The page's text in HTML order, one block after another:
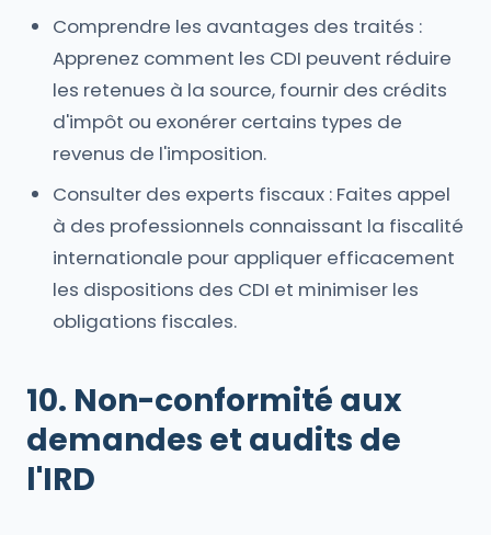
Comprendre les avantages des traités :
Apprenez comment les CDI peuvent réduire
les retenues à la source, fournir des crédits
d'impôt ou exonérer certains types de
revenus de l'imposition.
Consulter des experts fiscaux : Faites appel
à des professionnels connaissant la fiscalité
internationale pour appliquer efficacement
les dispositions des CDI et minimiser les
obligations fiscales.
10. Non-conformité aux
demandes et audits de
l'IRD